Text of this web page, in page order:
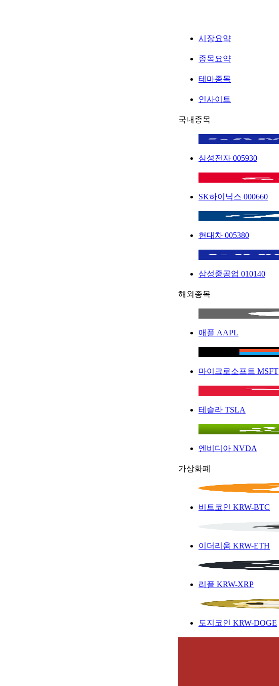
시장요약
종목요약
테마종목
인사이트
국내종목
삼성전자 005930
SK하이닉스 000660
현대차 005380
삼성중공업 010140
해외종목
애플 AAPL
마이크로소프트 MSFT
테슬라 TSLA
엔비디아 NVDA
가상화폐
비트코인 KRW-BTC
이더리움 KRW-ETH
리플 KRW-XRP
도지코인 KRW-DOGE